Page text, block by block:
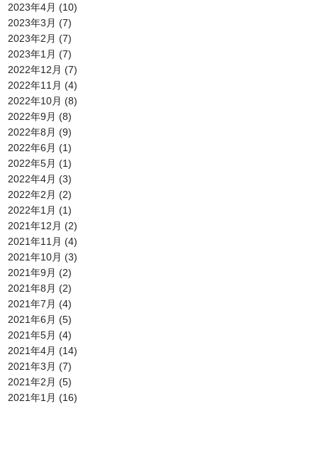
2023年4月 (10)
2023年3月 (7)
2023年2月 (7)
2023年1月 (7)
2022年12月 (7)
2022年11月 (4)
2022年10月 (8)
2022年9月 (8)
2022年8月 (9)
2022年6月 (1)
2022年5月 (1)
2022年4月 (3)
2022年2月 (2)
2022年1月 (1)
2021年12月 (2)
2021年11月 (4)
2021年10月 (3)
2021年9月 (2)
2021年8月 (2)
2021年7月 (4)
2021年6月 (5)
2021年5月 (4)
2021年4月 (14)
2021年3月 (7)
2021年2月 (5)
2021年1月 (16)